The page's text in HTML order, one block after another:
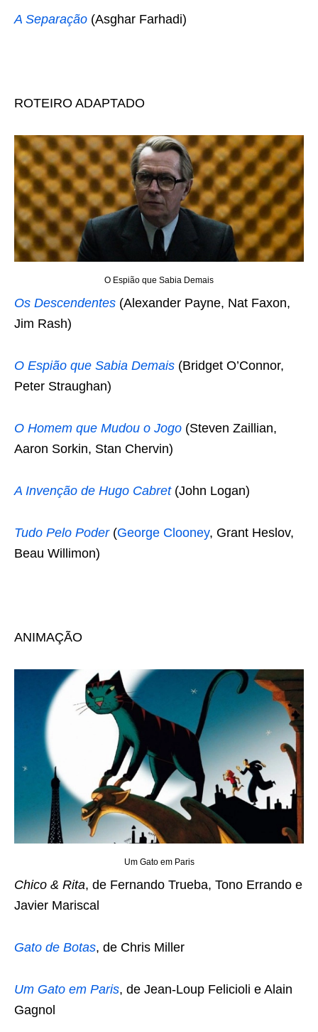
A Separação (Asghar Farhadi)
ROTEIRO ADAPTADO
O Espião que Sabia Demais
Os Descendentes (Alexander Payne, Nat Faxon,
Jim Rash)
O Espião que Sabia Demais (Bridget O’Connor,
Peter Straughan)
O Homem que Mudou o Jogo (Steven Zaillian,
Aaron Sorkin, Stan Chervin)
A Invenção de Hugo Cabret(John Logan)
Tudo Pelo Poder(George Clooney, Grant Heslov,
Beau Willimon)
ANIMAÇÃO
Um Gato em Paris
Chico & Rita, de Fernando Trueba, Tono Errando e
Javier Mariscal
Gato de Botas, de Chris Miller
Um Gato em Paris, de Jean-Loup Felicioli e Alain
Gagnol